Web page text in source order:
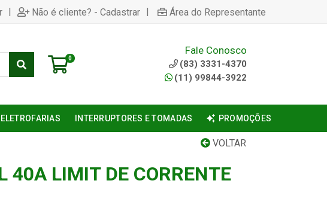
| Não é cliente? - Cadastrar | Área do Representante
0
Fale Conosco
(83) 3331-4370
(11) 99844-3922
INTERRUPTORES E TOMADAS PROMOÇÕES
VOLTAR
40A LIMIT DE CORRENTE